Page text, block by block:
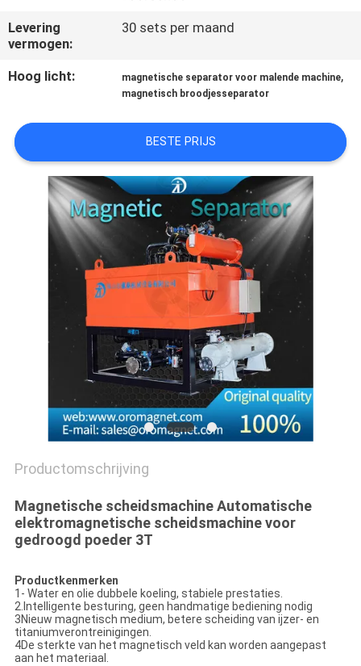
SITEMAP
PRIVACY
POLICY
Levering
vermogen:
30 sets per maand
Hoog licht: magnetische separator voor malende machine,
magnetisch broodjesseparator
BESTE PRIJS
Productomschrijving
Magnetische scheidsmachine Automatische
elektromagnetische scheidsmachine voor
gedroogd poeder 3T
Productkenmerken
1- Water en olie dubbele koeling, stabiele prestaties.
2.Intelligente besturing, geen handmatige bediening nodig
3Nieuw magnetisch medium, betere scheiding van ijzer- en
titaniumverontreinigingen.
4De sterkte van het magnetisch veld kan worden aangepast
aan het materiaal.